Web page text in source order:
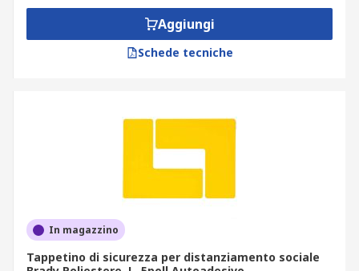
Aggiungi
Schede tecniche
In magazzino
Tappetino di sicurezza per distanziamento sociale